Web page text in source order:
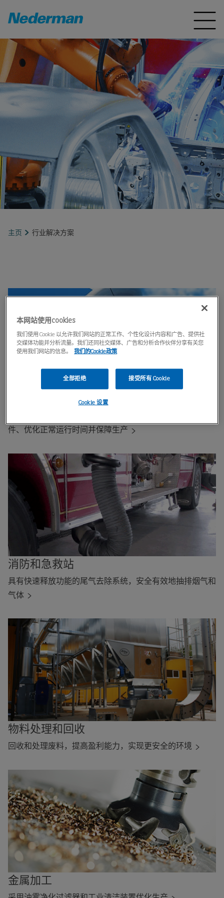
主页 行业解决方案
件、优化正常运行时间并保障生产
消防和急救站
具有快速释放功能的尾气去除系统，安全有效地抽排烟气和
气体
物料处理和回收
回收和处理废料，提高盈利能力，实现更安全的环境
金属加工
本网站使用cookies
我们使用 Cookie 以允许我们网站的正常工作、个性化设计内容和广告、提供社
交媒体功能并分析流量。我们还同社交媒体、广告和分析合作伙伴分享有关您
使用我们网站的信息。
我们的Cookie政策
全部拒绝 接受所有 Cookie
Cookie 设置